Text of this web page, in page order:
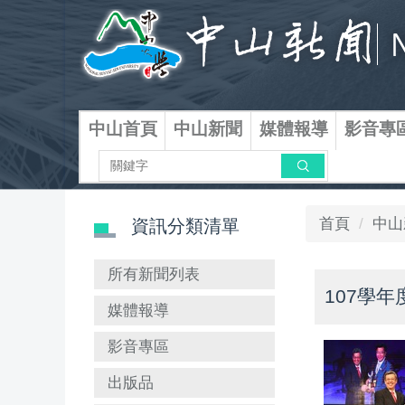
區
中山首頁 中山新聞 媒體報導 影音專
搜尋
資訊分類清單
所有新聞列表
媒體報導
影音專區
出版品
首頁 中
107學年